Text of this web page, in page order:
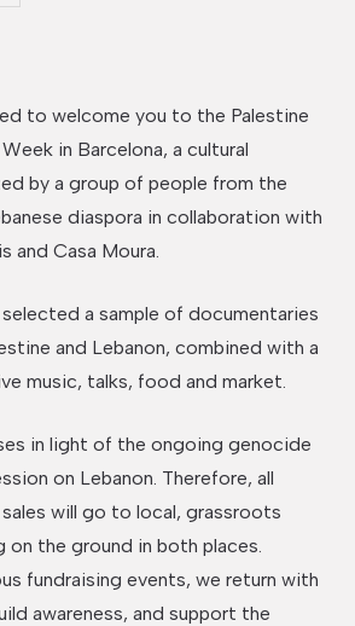
to welcome you to the Palestine
in Barcelona, a cultural
by a group of people from the
diaspora ​​in collaboration with
and Casa Moura.
a sample of documentaries
and Lebanon, combined with a
music, talks, food and market.
in light of the ongoing genocide
on Lebanon. Therefore, all
will go to local, grassroots
the ground in both places.
fundraising events, we return with
awareness, and support the